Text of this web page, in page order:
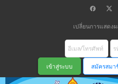
เปลี่ยนการแสดง
สมัครสมา